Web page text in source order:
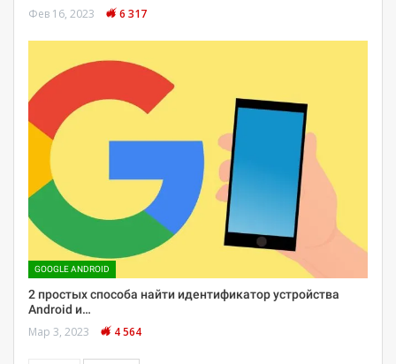
Фев 16, 2023 6 317
GOOGLE ANDROID
2 простых способа найти идентификатор устройства
Android и…
Мар 3, 2023 4 564